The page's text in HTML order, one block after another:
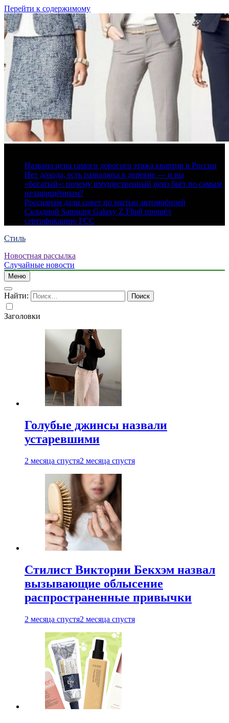
Перейти к содержимому
Названа цена самого дорогого этажа квартир в России
Нет дохода, есть развалюха в деревне — и вы
«богатый»: почему имущественный ценз бьёт по самым
незащищённым?
Россиянам дали совет по мытью автомобилей
Складной Samsung Galaxy Z Flip8 прошёл
сертификацию FCC
Стиль
Новостная рассылка
Случайные новости
Меню
Найти:
Заголовки
Голубые джинсы назвали
устаревшими
2 месяца спустя2 месяца спустя
Стилист Виктории Бекхэм назвал
вызывающие облысение
распространенные привычки
2 месяца спустя2 месяца спустя